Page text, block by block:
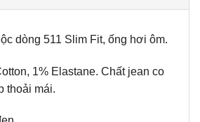
dòng 511 Slim Fit, ống hơi ôm.
1% Elastane. Chất jean co
thoải mái.